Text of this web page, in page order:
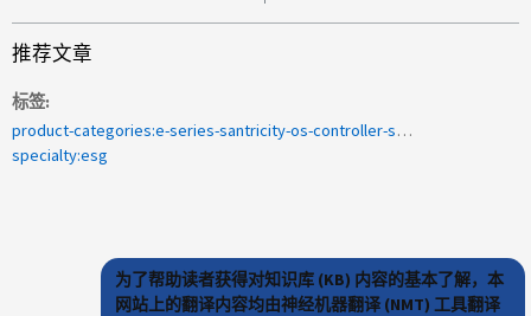
推荐文章
标签
product-categories:e-series-santricity-os-controller-software
specialty:esg
为了帮助读者获得对知识库 (KB) 内容的基本了解，本
网站上的翻译内容均由神经机器翻译 (NMT) 工具翻译